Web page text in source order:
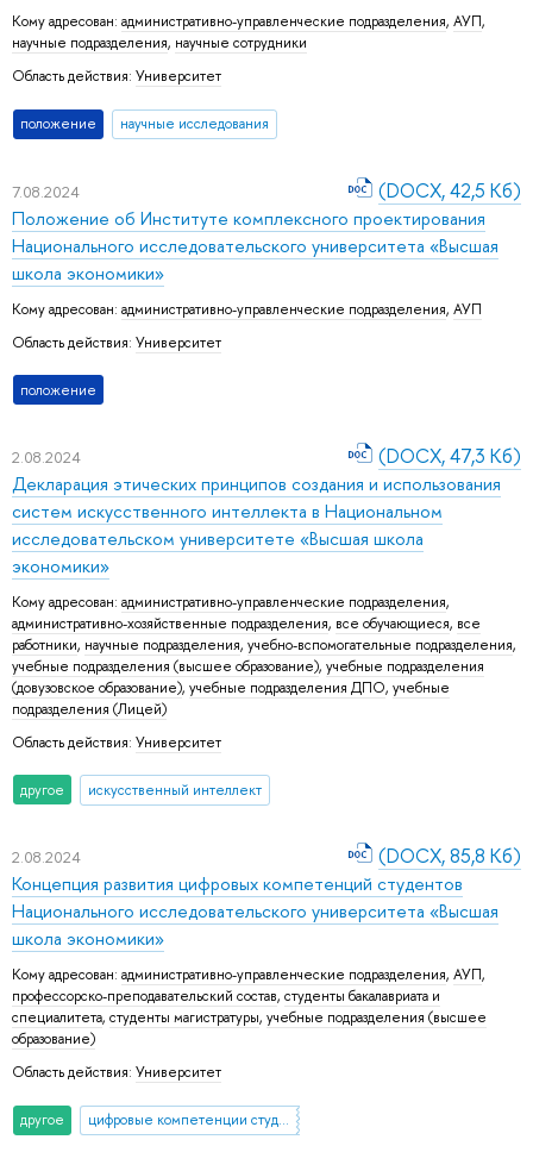
Кому адресован: административно-управленческие подразделения, АУП,
научные подразделения, научные сотрудники
Область действия: Университет
положение научные исследования
7.08.2024
Положение об Институте комплексного проектирования
Национального исследовательского университета «Высшая
школа экономики»
Кому адресован: административно-управленческие подразделения, АУП
Область действия: Университет
положение
(DOCX, 42,5 Кб)
2.08.2024
Декларация этических принципов создания и использования
систем искусственного интеллекта в Национальном
исследовательском университете «Высшая школа
экономики»
Кому адресован: административно-управленческие подразделения,
административно-хозяйственные подразделения, все обучающиеся, все
работники, научные подразделения, учебно-вспомогательные подразделения,
учебные подразделения (высшее образование), учебные подразделения
(довузовское образование), учебные подразделения ДПО, учебные
подразделения (Лицей)
Область действия: Университет
другое искусственный интеллект
(DOCX, 47,3 Кб)
2.08.2024
Концепция развития цифровых компетенций студентов
Национального исследовательского университета «Высшая
школа экономики»
Кому адресован: административно-управленческие подразделения, АУП,
профессорско-преподавательский состав, студенты бакалавриата и
специалитета, студенты магистратуры, учебные подразделения (высшее
образование)
Область действия: Университет
другое цифровые компетенции студентов
(DOCX, 85,8 Кб)